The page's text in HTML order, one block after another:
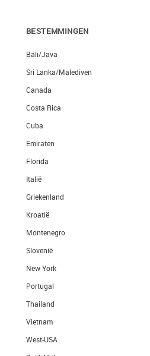
BESTEMMINGEN
Bali/Java
Sri Lanka/Malediven
Canada
Costa Rica
Cuba
Emiraten
Florida
Italië
Griekenland
Kroatië
Montenegro
Slovenië
New York
Portugal
Thailand
Vietnam
West-USA